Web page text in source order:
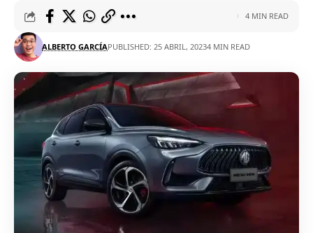
ALBERTO GARCÍAPUBLISHED: 25 ABRIL, 20234 MIN READ
4 MIN READ